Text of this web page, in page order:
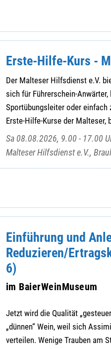
Erste-Hilfe-Kurs -
Der Malteser Hilfsdienst e.V.
sich für Führerschein-
Sportübungsleiter oder
Erste-Hilfe-Kurse der Malteser,
Sa 08.08.2026, 9.00 - 17.00
Malteser Hilfsdienst e.V.,
Einführung und
Reduzieren/
6)
im BaierWeinMuseum
Jetzt wird die Qualität
„dünnen“ Wein, weil sich
verteilen. Wenige Trauben am